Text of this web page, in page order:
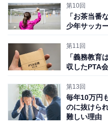
見方もできるかもしれませ
第10回
「お茶当番
少年サッカ
第11回
「義務教育
収したPTA
第13回
毎年10万円
のに抜けら
難しい理由